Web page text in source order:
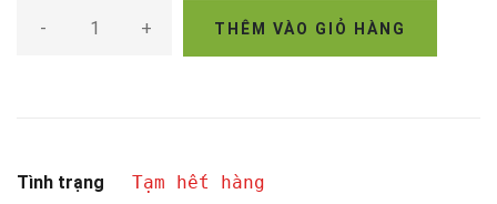
- + THÊM VÀO GIỎ HÀNG
Tình trạng
Tạm hết hàng